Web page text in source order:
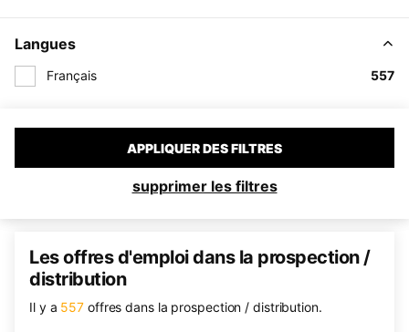
Langues
Français 557
APPLIQUER DES FILTRES
supprimer les filtres
Les offres d'emploi dans la prospection /
distribution
Il y a 557 offres dans la prospection / distribution.